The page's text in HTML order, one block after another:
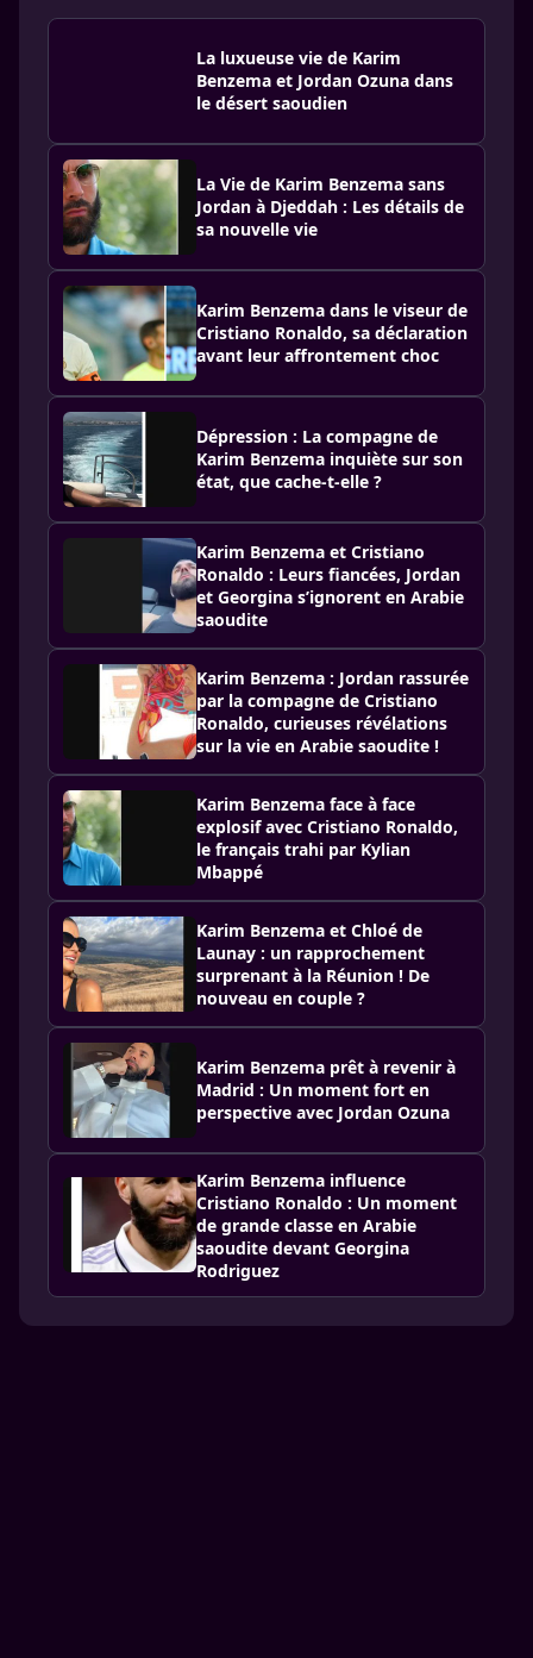
La luxueuse vie de Karim
Benzema et Jordan Ozuna dans
le désert saoudien
La Vie de Karim Benzema sans
Jordan à Djeddah : Les détails de
sa nouvelle vie
Karim Benzema dans le viseur de
Cristiano Ronaldo, sa déclaration
avant leur affrontement choc
Dépression : La compagne de
Karim Benzema inquiète sur son
état, que cache-t-elle ?
Karim Benzema et Cristiano
Ronaldo : Leurs fiancées, Jordan
et Georgina s’ignorent en Arabie
saoudite
Karim Benzema : Jordan rassurée
par la compagne de Cristiano
Ronaldo, curieuses révélations
sur la vie en Arabie saoudite !
Karim Benzema face à face
explosif avec Cristiano Ronaldo,
le français trahi par Kylian
Mbappé
Karim Benzema et Chloé de
Launay : un rapprochement
surprenant à la Réunion ! De
nouveau en couple ?
Karim Benzema prêt à revenir à
Madrid : Un moment fort en
perspective avec Jordan Ozuna
Karim Benzema influence
Cristiano Ronaldo : Un moment
de grande classe en Arabie
saoudite devant Georgina
Rodriguez